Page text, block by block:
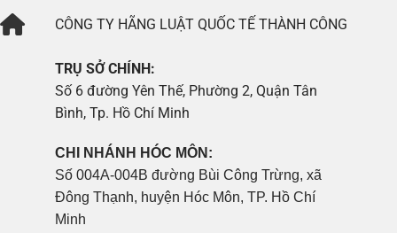
CÔNG TY HÃNG LUẬT QUỐC TẾ THÀNH CÔNG
TRỤ SỞ CHÍNH:
Số 6 đường Yên Thế, Phường 2, Quận Tân
Bình, Tp. Hồ Chí Minh
CHI NHÁNH HÓC MÔN:
Số 004A-004B đường Bùi Công Trừng, xã
Đông Thạnh, huyện Hóc Môn, TP. Hồ Chí
Minh